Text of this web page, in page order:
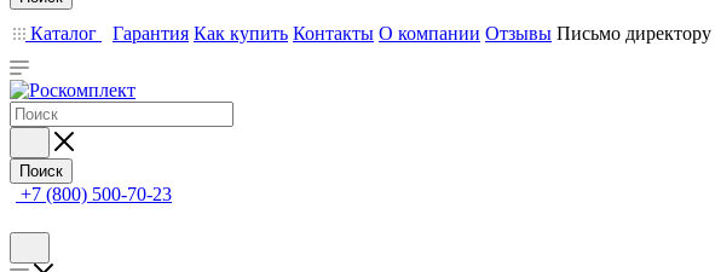
Каталог Гарантия Как купить Контакты О компании Отзывы Письмо директору
Поиск
+7 (800) 500-70-23